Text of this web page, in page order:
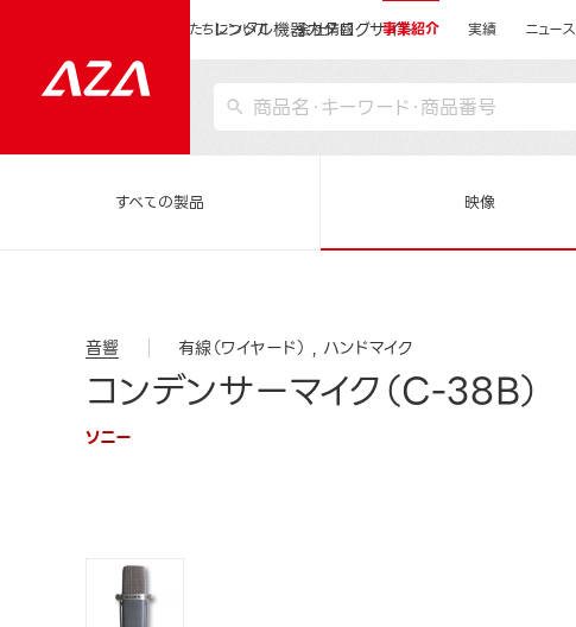
レンタル機器カタログサイト
私たちについて 会社情報 事業紹介 実績 ニュース
すべての製品 映像
音響 有線（ワイヤード） ハンドマイク
コンデンサーマイク（C-38B）
ソニー